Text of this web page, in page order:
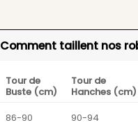
Comment taillent nos
Tour de
Buste (cm)
Tour de
Hanches (cm)
86-90 90-94